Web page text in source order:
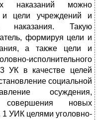
наказаний можно
цели учреждений и
наказания. Такую
формируя цели и
а также цели и
УК в качестве целей
социальной
осуждения,
новых
1 УИК целями уголовно-